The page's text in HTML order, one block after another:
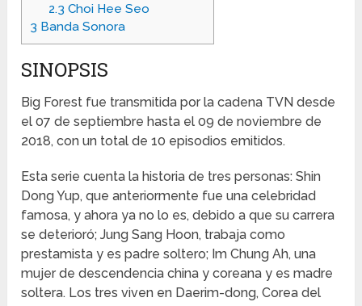
2.3 Choi Hee Seo
3 Banda Sonora
SINOPSIS
Big Forest fue transmitida por la cadena TVN desde
el 07 de septiembre hasta el 09 de noviembre de
2018, con un total de 10 episodios emitidos.
Esta serie cuenta la historia de tres personas: Shin
Dong Yup, que anteriormente fue una celebridad
famosa, y ahora ya no lo es, debido a que su carrera
se deterioró; Jung Sang Hoon, trabaja como
prestamista y es padre soltero; Im Chung Ah, una
mujer de descendencia china y coreana y es madre
soltera. Los tres viven en Daerim-dong, Corea del